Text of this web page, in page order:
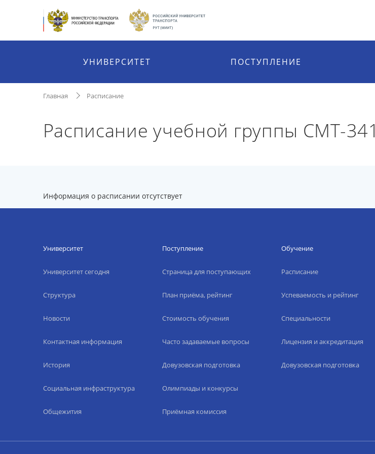
УНИВЕРСИТЕТ ПОСТУПЛЕНИЕ
Главная Расписание
Расписание учебной группы СМТ-341
Информация о расписании отсутствует
Университет
Университет сегодня
Структура
Новости
Контактная информация
История
Социальная инфраструктура
Общежития
Поступление
Страница для поступающих
План приёма, рейтинг
Стоимость обучения
Часто задаваемые вопросы
Довузовская подготовка
Олимпиады и конкурсы
Приёмная комиссия
Обучение
Расписание
Успеваемость и рейтинг
Специальности
Лицензия и аккредитация
Довузовская подготовка